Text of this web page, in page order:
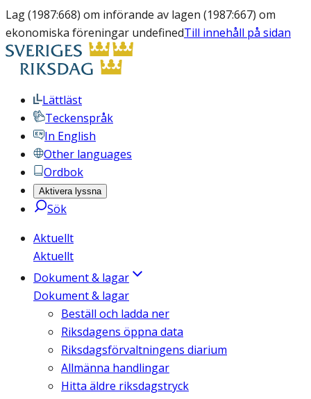
Lag (1987:668) om införande av lagen (1987:667) om
ekonomiska föreningar undefinedTill innehåll på sidan
Lättläst
Teckenspråk
In English
Other languages
Ordbok
Aktivera lyssna
Sök
Aktuellt
Aktuellt
Dokument & lagar
Dokument & lagar
Beställ och ladda ner
Riksdagens öppna data
Riksdagsförvaltningens diarium
Allmänna handlingar
Hitta äldre riksdagstryck